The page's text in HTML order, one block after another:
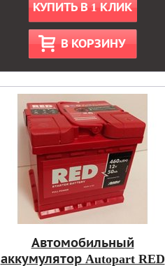
КУПИТЬ В 1 КЛИК
В КОРЗИНУ
Автомобильный
аккумулятор Autopart RED